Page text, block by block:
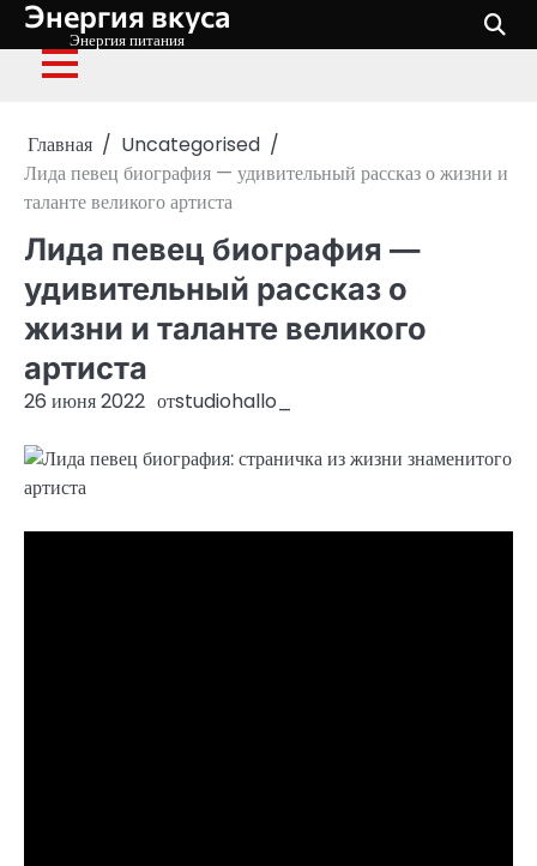
Перейти
содержимому
Энергия вкуса
Энергия питания
Главная
Uncategorised
Лида певец биография — удивительный рассказ о жизни и
таланте великого артиста
Лида певец биография —
удивительный рассказ о
жизни и таланте великого
артиста
26 июня 2022 отstudiohallo_